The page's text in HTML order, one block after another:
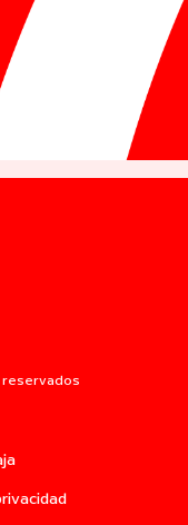
reservados